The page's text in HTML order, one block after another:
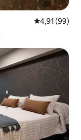
Gemiddelde
4,91 (99)